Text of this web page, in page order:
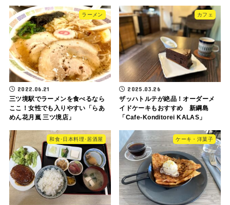
ラーメン
2022.06.21
三ツ境駅でラーメンを食べるなら
ここ！女性でも入りやすい「らあ
めん花月嵐 三ツ境店」
カフェ
2025.03.26
ザッハトルテが絶品！オーダーメ
イドケーキもおすすめ 新綱島
「Cafe-Konditorei KALAS」
和食･日本料理･居酒屋 ケーキ・洋菓子